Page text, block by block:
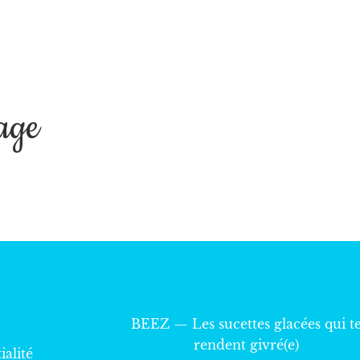
BEEZ — Les sucettes glacées qui
rendent givré(e)